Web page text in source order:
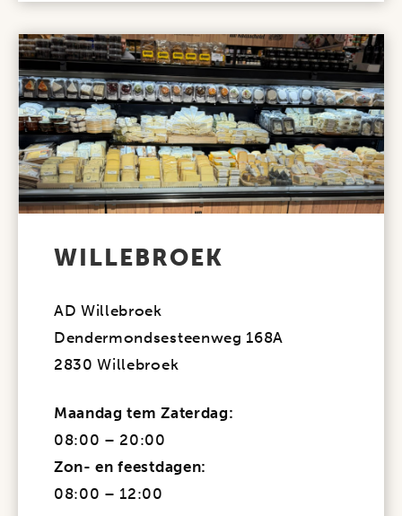
WILLEBROEK
AD Willebroek
Dendermondsesteenweg 168A
2830 Willebroek
Maandag tem Zaterdag:
08:00 – 20:00
Zon- en feestdagen:
08:00 – 12:00